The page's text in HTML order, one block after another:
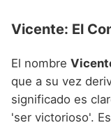
Vicente: El
El nombre
que a su vez
significado es
'ser victorioso'.